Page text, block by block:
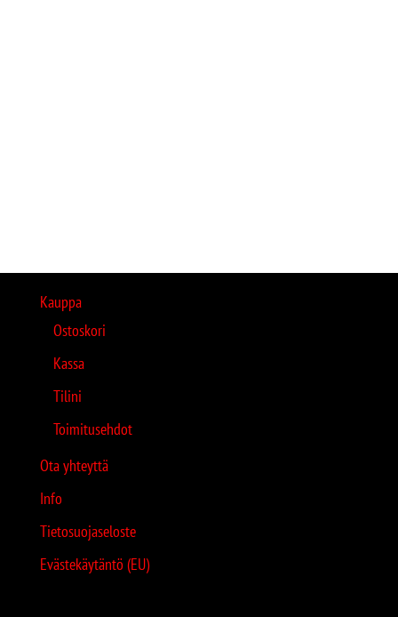
Kauppa
Ostoskori
Kassa
Tilini
Toimitusehdot
Ota yhteyttä
Info
Tietosuojaseloste
Evästekäytäntö (EU)